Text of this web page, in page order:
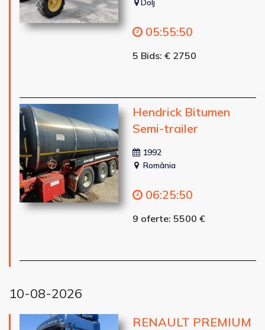
Dolj
05:55:48
5 Bids: € 2750
Hendrick Bitumen
Semi-trailer
1992
România
06:25:48
9 oferte: 5500 €
10-08-2026
RENAULT PREMIUM